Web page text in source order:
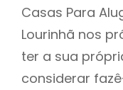
Casas Para
Lourinhã nos
ter a sua
considerar